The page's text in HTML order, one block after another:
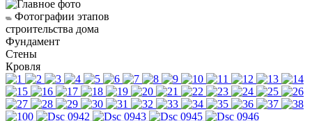
Фотографии этапов
строительства дома
Фундамент
Стены
Кровля